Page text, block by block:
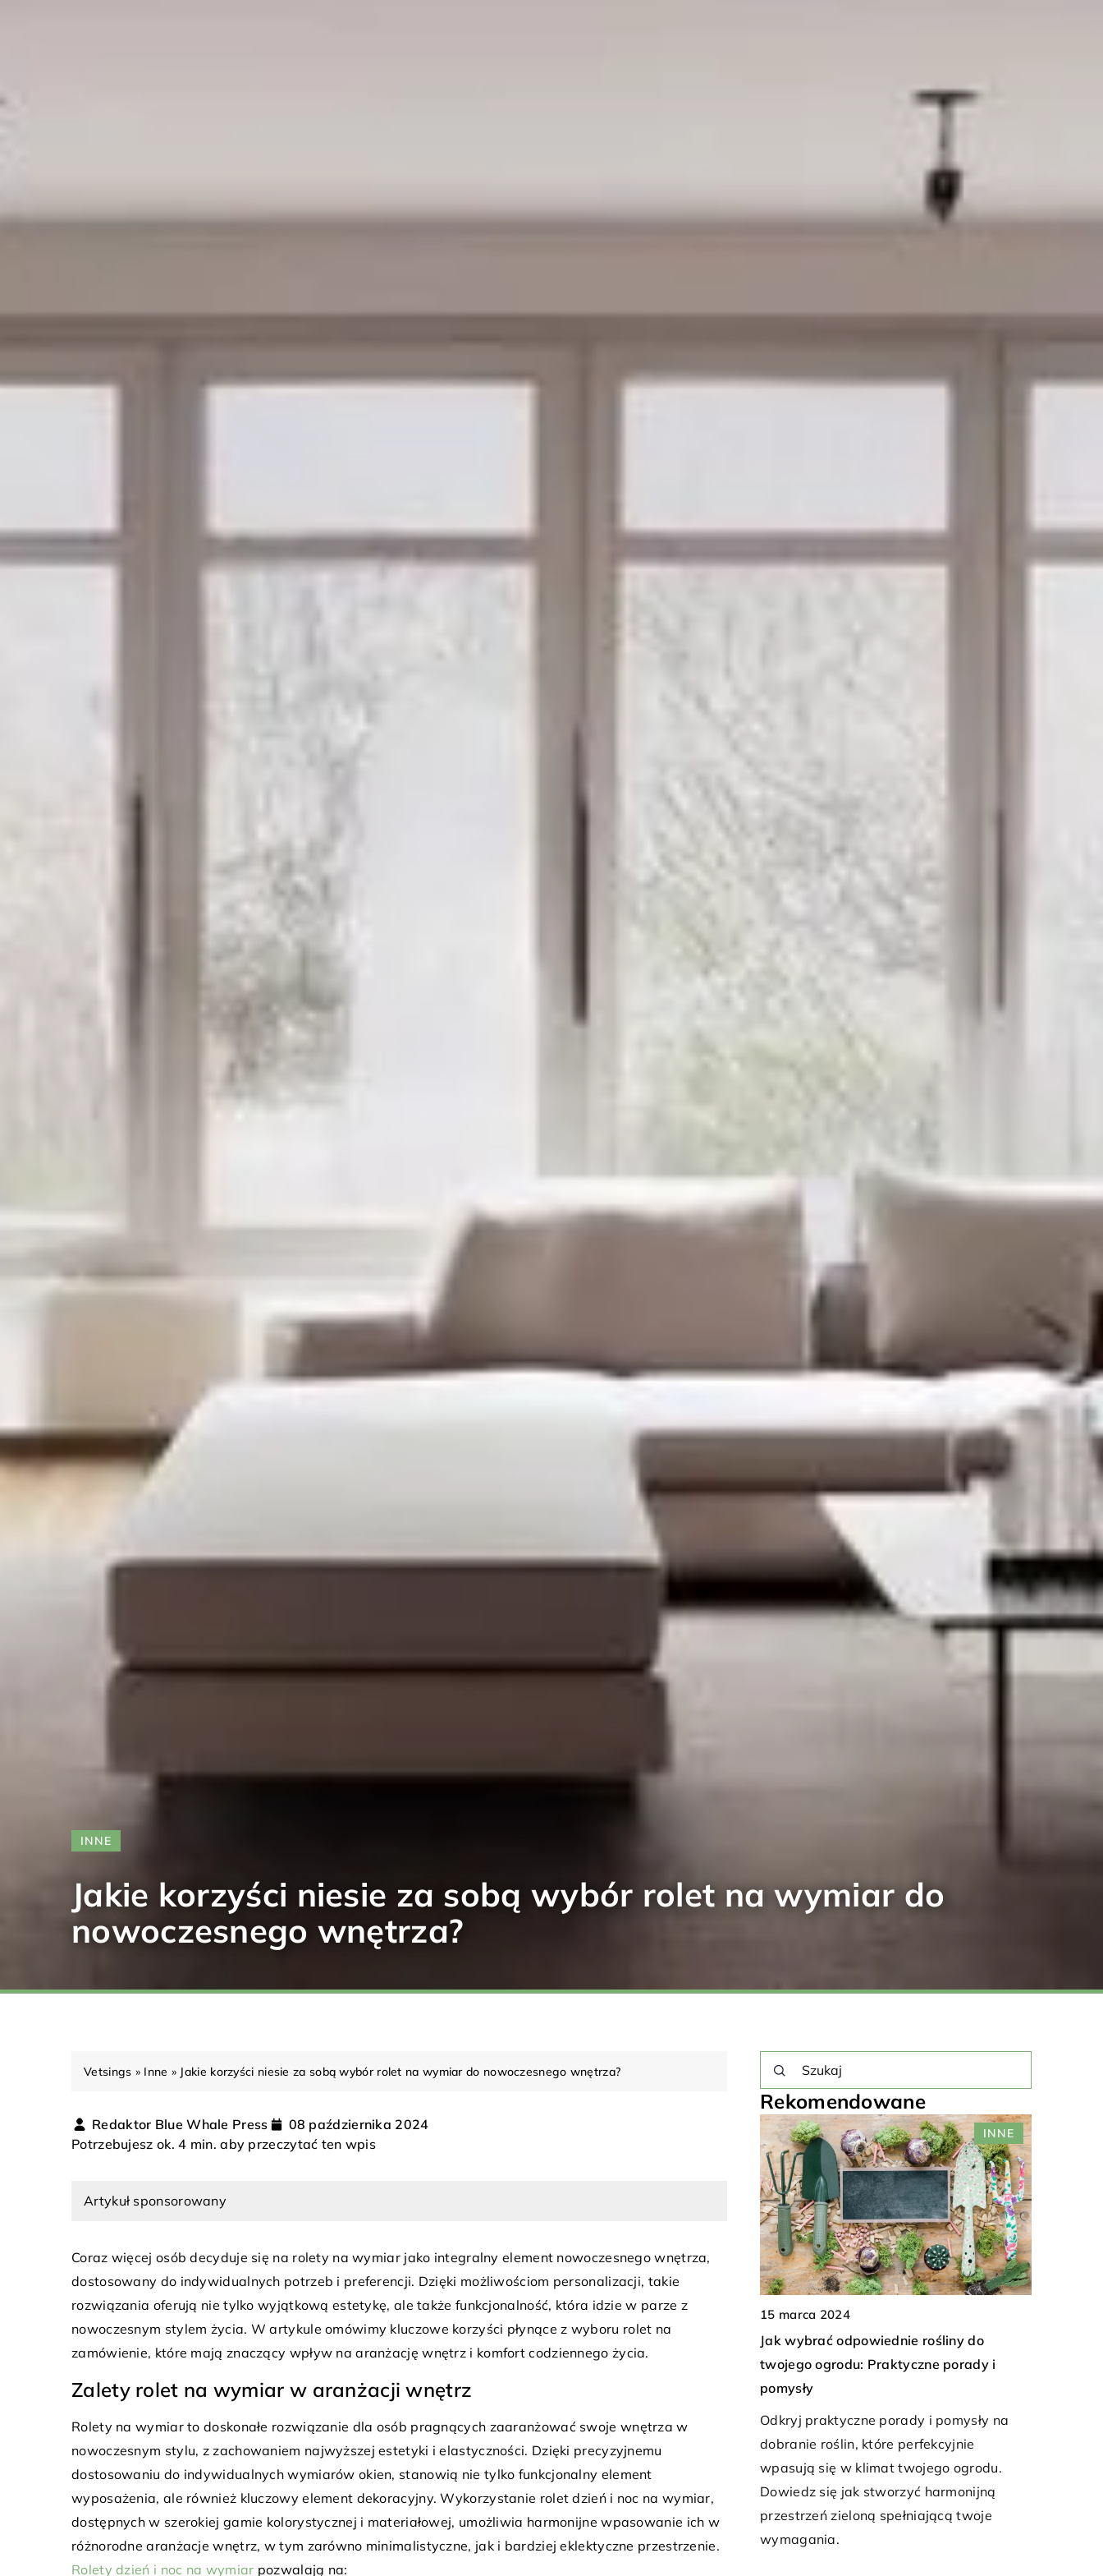
INNE
Jakie korzyści niesie za sobą wybór rolet na wymiar do
nowoczesnego wnętrza?
Vetsings » Inne » Jakie korzyści niesie za sobą wybór rolet na wymiar do nowoczesnego wnętrza?
Redaktor Blue Whale Press
08 października 2024
Potrzebujesz ok. 4 min. aby przeczytać ten wpis
Artykuł sponsorowany
Coraz więcej osób decyduje się na rolety na wymiar jako integralny element nowoczesnego wnętrza,
dostosowany do indywidualnych potrzeb i preferencji. Dzięki możliwościom personalizacji, takie
rozwiązania oferują nie tylko wyjątkową estetykę, ale także funkcjonalność, która idzie w parze z
nowoczesnym stylem życia. W artykule omówimy kluczowe korzyści płynące z wyboru rolet na
zamówienie, które mają znaczący wpływ na aranżację wnętrz i komfort codziennego życia.
Zalety rolet na wymiar w aranżacji wnętrz
Rolety na wymiar to doskonałe rozwiązanie dla osób pragnących zaaranżować swoje wnętrza w
nowoczesnym stylu, z zachowaniem najwyższej estetyki i elastyczności. Dzięki precyzyjnemu
dostosowaniu do indywidualnych wymiarów okien, stanowią nie tylko funkcjonalny element
wyposażenia, ale również kluczowy element dekoracyjny. Wykorzystanie rolet dzień i noc na wymiar,
dostępnych w szerokiej gamie kolorystycznej i materiałowej, umożliwia harmonijne wpasowanie ich w
różnorodne aranżacje wnętrz, w tym zarówno minimalistyczne, jak i bardziej eklektyczne przestrzenie.
Rolety dzień i noc na wymiar pozwalają na:
Rekomendowane
Jak prawidłowo dobrać i zadbać o rolety,
by służyły przez lata
pielęgnacji rolet. Odkryj, jak zadbać o nie,
aby służyły Ci przez wiele lat.
18 lipca 2025
Płytki podłogowe z klasą — gres Tubądzin
do nowoczesnych wnętrz
płytki są optymalnym rozwiązaniem i skąd
wziął się fenomen marki Tubądzin, od lat
produkującej popularne modele.
INNE
15 marca 2024
Jak wybrać odpowiednie rośliny do
twojego ogrodu: Praktyczne porady i
pomysły
Odkryj praktyczne porady i pomysły na
dobranie roślin, które perfekcyjnie
wpasują się w klimat twojego ogrodu.
Dowiedz się jak stworzyć harmonijną
przestrzeń zieloną spełniającą twoje
wymagania.